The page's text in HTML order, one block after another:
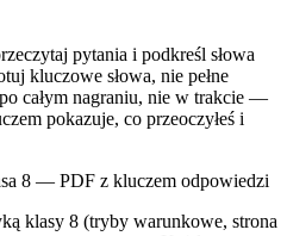
pytania i podkreśl słowa
kluczowe słowa, nie pełne
całym nagraniu, nie w trakcie —
pokazuje, co przeoczyłeś i
8 — PDF z kluczem odpowiedzi
klasy 8 (tryby warunkowe, strona